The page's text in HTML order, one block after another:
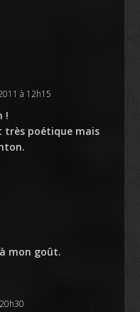
à 12h15
!
très poétique mais
mon goût.